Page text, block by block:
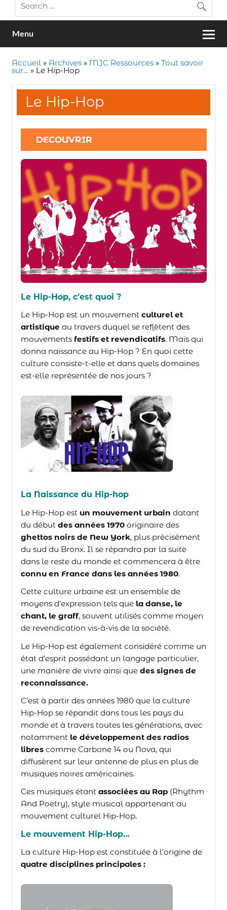
Menu
Accueil » Archives» MJC Ressources» Tout savoir
sur… » Le Hip-Hop
Le Hip-Hop
DECOUVRIR
Le Hip-Hop, c’est quoi ?
Le Hip-Hop est un mouvement culturel et
artistique au travers duquel se reflètent des
mouvements festifs et revendicatifs. Mais qui
donna naissance au Hip-Hop ? En quoi cette
culture consiste-t-elle et dans quels domaines
est-elle représentée de nos jours ?
La Naissance du Hip-hop
Le Hip-Hop est un mouvement urbain datant
du début des années 1970originaire des
ghettos noirs de New York, plus précisément
du sud du Bronx. Il se répandra par la suite
dans le reste du monde et commencera à être
connu en France dans les années 1980.
Cette culture urbaine est un ensemble de
moyens d’expression tels que la danse, le
chant, le graff, souvent utilisés comme moyen
de revendication vis-à-vis de la société.
Le Hip-Hop est également considéré comme un
état d’esprit possédant un langage particulier,
une manière de vivre ainsi que des signes de
reconnaissance.
C’est à partir des années 1980 que la culture
Hip-Hop se répandit dans tous les pays du
monde et à travers toutes les générations, avec
notamment le développement des radios
librescomme Carbone 14 ou Nova, qui
diffusèrent sur leur antenne de plus en plus de
musiques noires américaines.
Ces musiques étant associées au Rap(Rhythm
And Poetry), style musical appartenant au
mouvement culturel Hip-Hop.
Le mouvement Hip-Hop…
La culture Hip-Hop est constituée à l’origine de
quatre disciplines principales :